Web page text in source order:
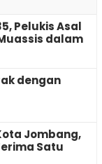
Pelukis Asal
dalam
dengan
Jombang,
Satu